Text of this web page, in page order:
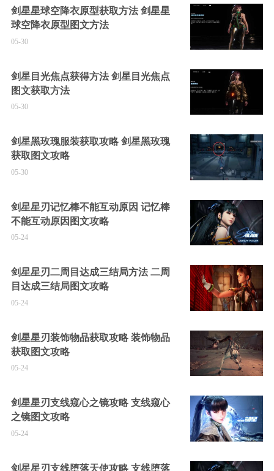
剑星星球空降衣原型获取方法 剑星星
球空降衣原型图文方法
05-30
剑星目光焦点获得方法 剑星目光焦点
图文获取方法
05-30
剑星黑玫瑰服装获取攻略 剑星黑玫瑰
获取图文攻略
05-30
剑星星刃记忆棒不能互动原因 记忆棒
不能互动原因图文攻略
05-24
剑星星刃二周目达成三结局方法 二周
目达成三结局图文攻略
05-24
剑星星刃装饰物品获取攻略 装饰物品
获取图文攻略
05-24
剑星星刃支线窥心之镜攻略 支线窥心
之镜图文攻略
05-24
剑星星刃支线堕落天使攻略 支线堕落